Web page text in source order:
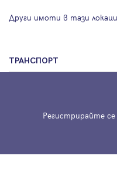
Други имоти в тази
ТРАНСПОРТ
Регистрирайте